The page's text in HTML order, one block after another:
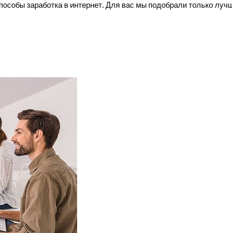
заработка в интернет. Для вас мы подобрали только